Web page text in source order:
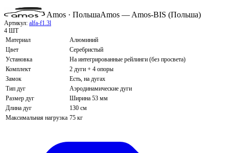
Amos · ПольшаAmos — Amos-BIS (Польша)
Артикул: alfa-f1.3l
4 ШТ
Материал
Алюминий
Цвет
Серебристый
Установка
На интегрированные рейлинги (без просвета)
Комплект
2 дуги + 4 опоры
Замок
Есть, на дугах
Тип дуг
Аэродинамические дуги
Размер дуг
Ширина 53 мм
Длина дуг
130 см
Максимальная нагрузка 75 кг